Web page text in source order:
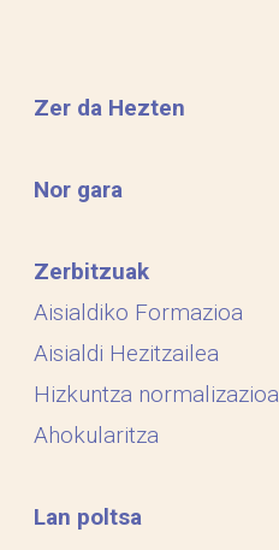
Zer da Hezten
Nor gara
Zerbitzuak
Aisialdiko Formazioa
Aisialdi Hezitzailea
Hizkuntza normalizazioa
Ahokularitza
Lan poltsa